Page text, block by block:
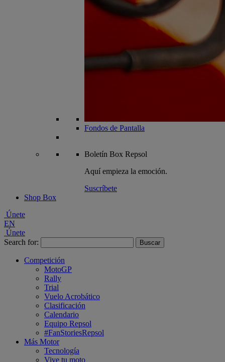
Fondos de Pantalla
Boletín Box Repsol
Aquí empieza la emoción.
Suscríbete
Shop Box
Únete
EN
Únete
Search for:
Competición
MotoGP
Rally
Trial
Vuelo Acrobático
Clasificación
Calendario
Equipo Repsol
#FanStoriesRepsol
Más Motor
Tecnología
Vive tu moto